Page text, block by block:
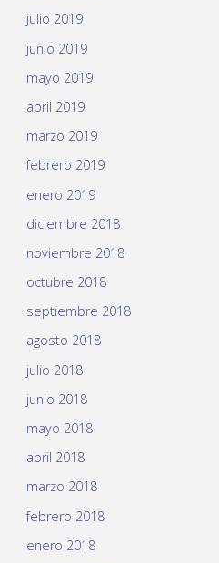
julio 2019
junio 2019
mayo 2019
abril 2019
marzo 2019
febrero 2019
enero 2019
diciembre 2018
noviembre 2018
octubre 2018
septiembre 2018
agosto 2018
julio 2018
junio 2018
mayo 2018
abril 2018
marzo 2018
febrero 2018
enero 2018